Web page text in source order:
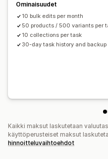
Ominaisuudet
10 bulk edits per month
50 products / 500 variants per
10 collections per task
30-day task history and backup
Kaikki maksut laskutetaan
käyttöperusteiset maksut
hinnoitteluvaihtoehdot